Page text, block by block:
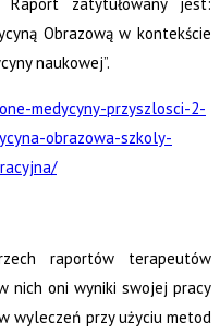
Obrazową w kontekście
naukowej”.
medycyny-przyszlosci-2-
obrazowa-szkoly-
raportów terapeutów
nich oni wyniki swojej pracy
wyleczeń przy użyciu metod